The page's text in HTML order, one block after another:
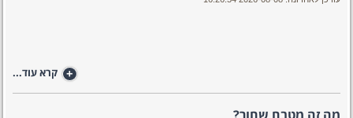
+ קרא עוד...